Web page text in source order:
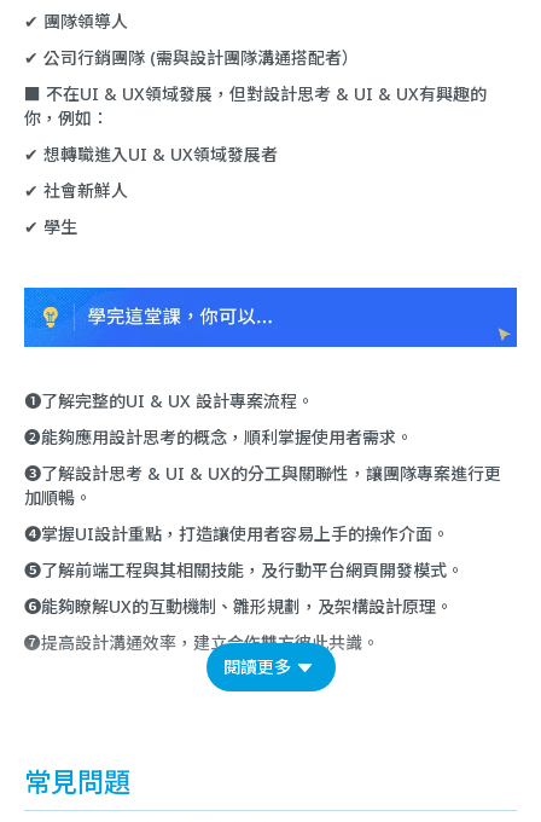
✔︎ 團隊領導人
✔︎ 公司行銷團隊 (需與設計團隊溝通搭配者）
■ 不在UI & UX領域發展，但對設計思考 & UI & UX有興趣的
你，例如：
✔︎ 想轉職進入UI & UX領域發展者
✔︎ 社會新鮮人
✔︎ 學生
❶了解完整的UI & UX 設計專案流程。
❷能夠應用設計思考的概念，順利掌握使用者需求。
❸了解設計思考 & UI & UX的分工與關聯性，讓團隊專案進行更
加順暢。
❹掌握UI設計重點，打造讓使用者容易上手的操作介面。
❺了解前端工程與其相關技能，及行動平台網頁開發模式。
❻能夠瞭解UX的互動機制、雛形規劃，及架構設計原理。
❼提高設計溝通效率，建立合作雙方彼此共識。
閱讀更多
常見問題